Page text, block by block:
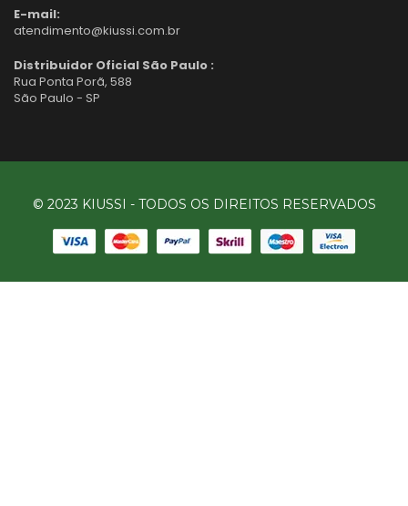
E-mail:
atendimento@kiussi.com.br
Distribuidor Oficial São Paulo :
Rua Ponta Porã, 588
São Paulo - SP
© 2023 KIUSSI - TODOS OS DIREITOS RESERVADOS